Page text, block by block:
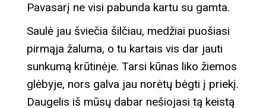
Pavasarį ne visi pabunda kartu su gamta.
Saulė jau šviečia šilčiau, medžiai puošiasi
pirmąja žaluma, o tu kartais vis dar jauti
sunkumą krūtinėje. Tarsi kūnas liko žiemos
glėbyje, nors galva jau norėtų bėgti į priekį.
Daugelis iš mūsų dabar nešiojasi tą keistą